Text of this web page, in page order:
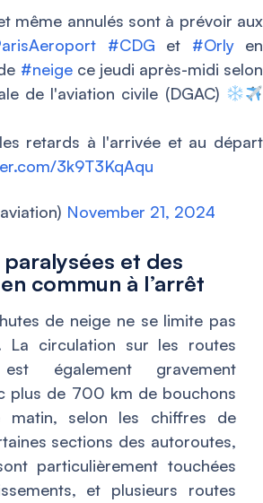
même annulés sont à prévoir aux
#CDG et #Orlyen
#neigece jeudi après-midi selon
de l'aviation civile (DGAC)
retards à l'arrivée et au départ
3k9T3KqAqu
November 21, 2024
et des
commun à l’arrêt
de neige ne se limite pas
La circulation sur les routes
est également gravement
plus de 700 km de bouchons
matin, selon les chiffres de
sections des autoroutes,
particulièrement touchées
et plusieurs routes